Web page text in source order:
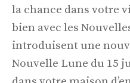
la chance dans votre
bien avec les
introduisent une
Nouvelle Lune du 15